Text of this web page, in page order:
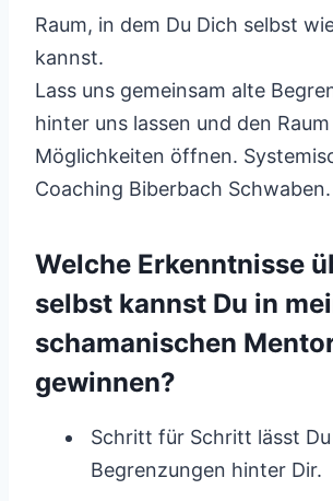
Raum, in dem Du Dich selbst
kannst.
Lass uns gemeinsam alte
hinter uns lassen und den
Möglichkeiten öffnen.
Coaching Biberbach Schwaben.
Welche Erkenntnisse
selbst kannst Du in
schamanischen
gewinnen?
Schritt für Schritt lässt
Begrenzungen hinter Dir.